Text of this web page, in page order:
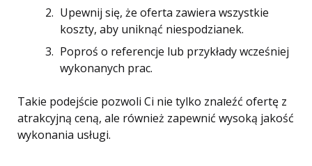
Upewnij się, że oferta zawiera wszystkie
koszty, aby uniknąć niespodzianek.
Poproś o referencje lub przykłady wcześniej
wykonanych prac.
Takie podejście pozwoli Ci nie tylko znaleźć ofertę z
atrakcyjną ceną, ale również zapewnić wysoką jakość
wykonania usługi.